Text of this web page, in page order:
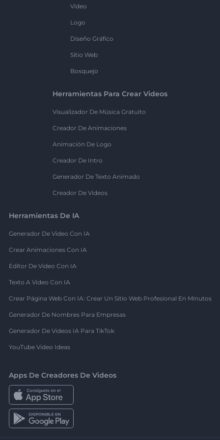
Vídeo
Logo
Diseño Gráfico
Sitio Web
Bosquejo
Herramientas Para Crear Videos
Visualizador De Música Gratuito
Creador De Animaciones
Animación De Logo
Creador De Intro
Generador De Texto Animado
Creador De Videos
Herramientas De IA
Generador De Video Con IA
Crear Animaciones Con IA
Editor De Video Con IA
Texto A Video Con IA
Crear Página Web Con IA: Crear Un Sitio Web Profesional En Minutos
Generador De Nombres Para Empresas
Generador De Videos IA Para TikTok
YouTube Video Ideas
Apps De Creadores De Videos